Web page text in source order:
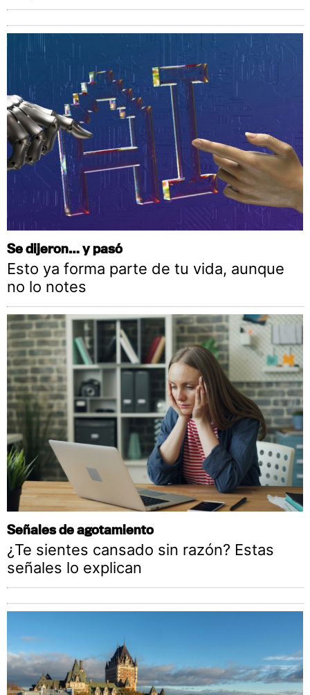
Se dijeron… y pasó
Esto ya forma parte de tu vida, aunque
no lo notes
Señales de agotamiento
¿Te sientes cansado sin razón? Estas
señales lo explican